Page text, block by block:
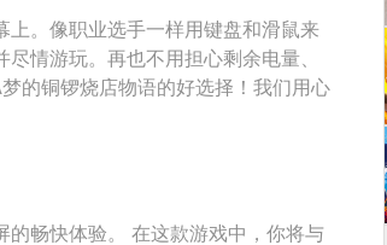
上。像职业选手一样用键盘和滑鼠来
情游玩。再也不用担心剩余电量、
的铜锣烧店物语的好选择！我们用心
畅快体验。 在这款游戏中，你将与